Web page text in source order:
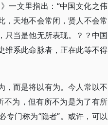
一文里指出：“中国文化之伟
，天地不会常闭，贤人不会常
只当是他无所表现。？？中国
维系此命脉者，正在此等不得
，而是将以有为。今人常以不
不为，但有所不为是为了有所
专门称为“隐者”。或许，可以